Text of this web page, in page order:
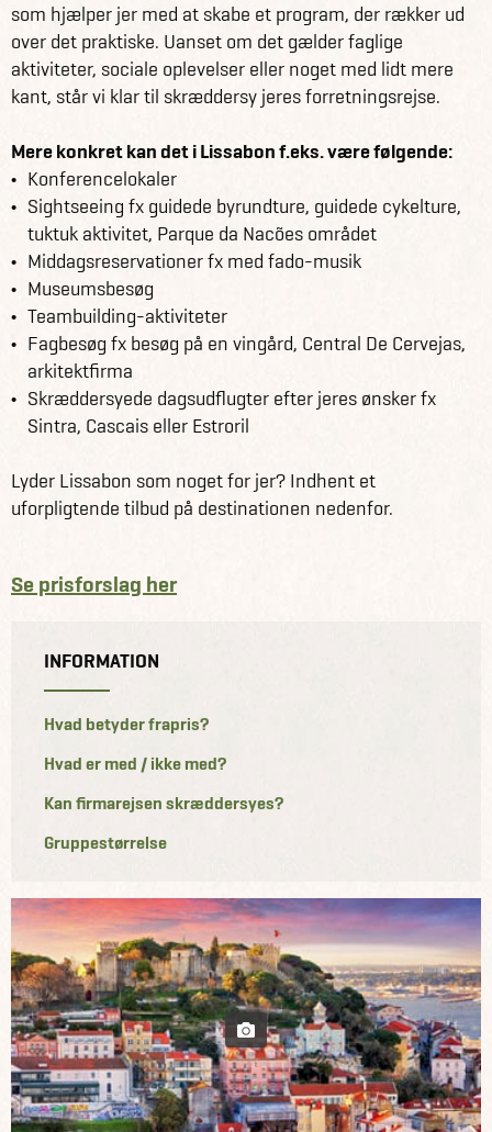
som hjælper jer med at skabe et program, der rækker ud
over det praktiske. Uanset om det gælder faglige
aktiviteter, sociale oplevelser eller noget med lidt mere
kant, står vi klar til skræddersy jeres forretningsrejse.
Mere konkret kan det i Lissabon f.eks. være følgende:
Konferencelokaler
Sightseeing fx guidede byrundture, guidede cykelture,
tuktuk aktivitet, Parque da Nacões området
Middagsreservationer fx med fado-musik
Museumsbesøg
Teambuilding-aktiviteter
Fagbesøg fx besøg på en vingård, Central De Cervejas,
arkitektfirma
Skræddersyede dagsudflugter efter jeres ønsker fx
Sintra, Cascais eller Estroril
Lyder Lissabon som noget for jer? Indhent et
uforpligtende tilbud på destinationen nedenfor.
Se prisforslag her
INFORMATION
Hvad betyder frapris?
Hvad er med / ikke med?
Kan firmarejsen skræddersyes?
Gruppestørrelse